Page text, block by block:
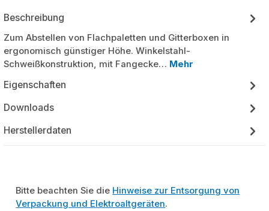
Beschreibung
Zum Abstellen von Flachpaletten und Gitterboxen in
ergonomisch günstiger Höhe. Winkelstahl-
Schweißkonstruktion, mit Fangecke… Mehr
Eigenschaften
Downloads
Herstellerdaten
Bitte beachten Sie die Hinweise zur Entsorgung von
Verpackung und Elektroaltgeräten.